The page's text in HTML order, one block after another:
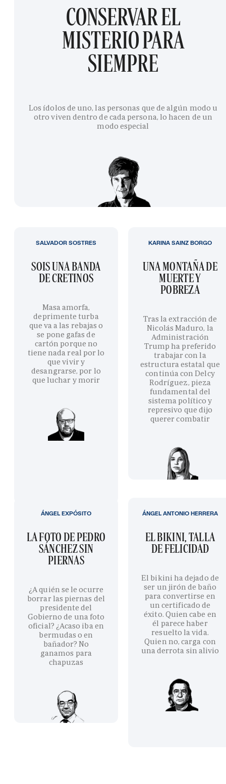
CONSERVAR EL
MISTERIO PARA
SIEMPRE
Los ídolos de uno, las personas que de algún modo u
otro viven dentro de cada persona, lo hacen de un
modo especial
SOIS UNA BANDA
DE CRETINOS
Masa amorfa,
deprimente turba
que va a las rebajas o
se pone gafas de
cartón porque no
tiene nada real por lo
que vivir y
desangrarse, por lo
que luchar y morir
SALVADOR SOSTRES
UNA MONTAÑA DE
MUERTE Y
POBREZA
Tras la extracción de
Nicolás Maduro, la
Administración
Trump ha preferido
trabajar con la
estructura estatal que
continúa con Delcy
Rodríguez, pieza
fundamental del
sistema político y
represivo que dijo
querer combatir
KARINA SAINZ BORGO
LA FOTO DE PEDRO
SÁNCHEZ SIN
PIERNAS
¿A quién se le ocurre
borrar las piernas del
presidente del
Gobierno de una foto
oficial? ¿Acaso iba en
bermudas o en
bañador? No
ganamos para
chapuzas
ÁNGEL EXPÓSITO
EL BIKINI, TALLA
DE FELICIDAD
El bikini ha dejado de
ser un jirón de baño
para convertirse en
un certificado de
éxito. Quien cabe en
él parece haber
resuelto la vida.
Quien no, carga con
una derrota sin alivio
ÁNGEL ANTONIO HERRERA